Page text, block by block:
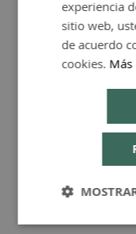
Consejos
experiencia
sitio web,
de acuerdo
cookies.